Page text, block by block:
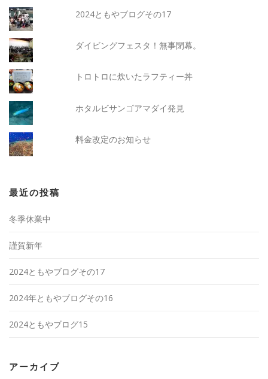
2024ともやブログその17
ダイビングフェスタ！無事閉幕。
トロトロに炊いたラフティー丼
ホタルビサンゴアマダイ発見
料金改定のお知らせ
最近の投稿
冬季休業中
謹賀新年
2024ともやブログその17
2024年ともやブログその16
2024ともやブログ15
アーカイブ